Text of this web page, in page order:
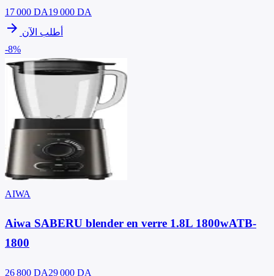
17 000 DA19 000 DA
arrow_forward أطلب الآن
-8%
AIWA
Aiwa SABERU blender en verre 1.8L 1800wATB-
1800
26 800 DA29 000 DA